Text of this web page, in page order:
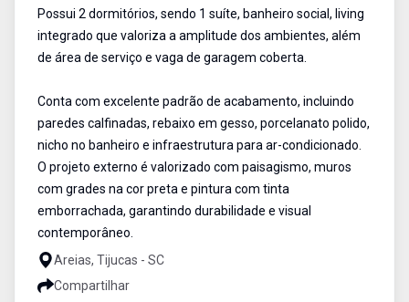
Possui 2 dormitórios, sendo 1 suíte, banheiro social, living
integrado que valoriza a amplitude dos ambientes, além
de área de serviço e vaga de garagem coberta.
Conta com excelente padrão de acabamento, incluindo
paredes calfinadas, rebaixo em gesso, porcelanato polido,
nicho no banheiro e infraestrutura para ar-condicionado.
O projeto externo é valorizado com paisagismo, muros
com grades na cor preta e pintura com tinta
emborrachada, garantindo durabilidade e visual
contemporâneo.
Areias, Tijucas - SC
Compartilhar